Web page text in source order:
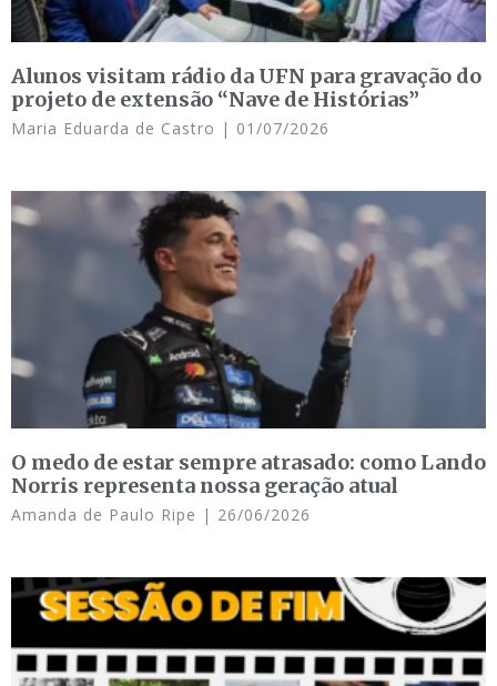
Alunos visitam rádio da UFN para gravação do
projeto de extensão “Nave de Histórias”
Maria Eduarda de Castro 01/07/2026
O medo de estar sempre atrasado: como Lando
Norris representa nossa geração atual
Amanda de Paulo Ripe 26/06/2026